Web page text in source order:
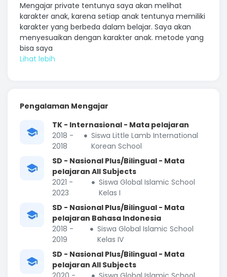
Mengajar private tentunya saya akan melihat
karakter anak, karena setiap anak tentunya memiliki
karakter yang berbeda dalam belajar. Saya akan
menyesuaikan dengan karakter anak. metode yang
bisa saya
Pengalaman Mengajar
TK - Internasional - Mata pelajaran
2018 -
2018
Siswa Little Lamb International
Korean School
SD - Nasional Plus/Bilingual - Mata
pelajaran All Subjects
2021 -
2023
Siswa Global Islamic School
Kelas I
SD - Nasional Plus/Bilingual - Mata
pelajaran Bahasa Indonesia
2018 -
2019
Siswa Global Islamic School
Kelas IV
SD - Nasional Plus/Bilingual - Mata
pelajaran All Subjects